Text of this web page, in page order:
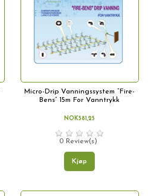
Micro-Drip Vanningssystem “Fire-
Bens” 15m For Vanntrykk
NOK581,25
0 Review(s)
Kjøp